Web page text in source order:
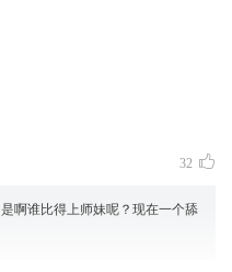
32
是啊谁比得上师妹呢？现在一个舔